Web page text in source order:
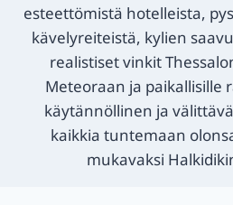
esteettömistä hotelleista,
kävelyreiteistä, kylien
realistiset vinkit
Meteoraan ja paikallisille
käytännöllinen ja
kaikkia tuntemaan
mukavaksi